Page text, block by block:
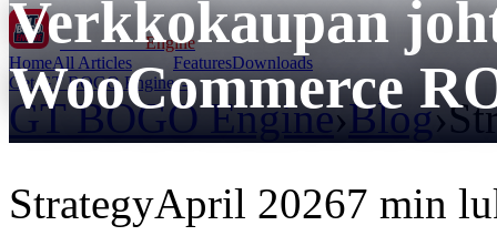
GT BOGOEngine
HomeAll Articles FeaturesDownloads
Get GT BOGO Engine →
GT BOGO Engine›Blog›
Verkkokaupan
WooCommerce
StrategyApril 20267 min